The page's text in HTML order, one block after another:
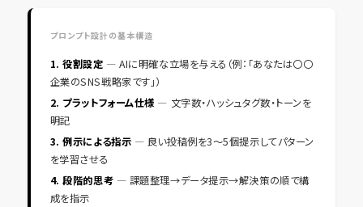
プロンプト設計の基本構造
1. 役割設定 ― AIに明確な立場を与える（例：「あなたは〇〇
企業のSNS戦略家です」）
2. プラットフォーム仕様 ― 文字数・ハッシュタグ数・トーンを
明記
3. 例示による指示 ― 良い投稿例を3〜5個提示してパターン
を学習させる
4. 段階的思考 ― 課題整理→データ提示→解決策の順で構
成を指示